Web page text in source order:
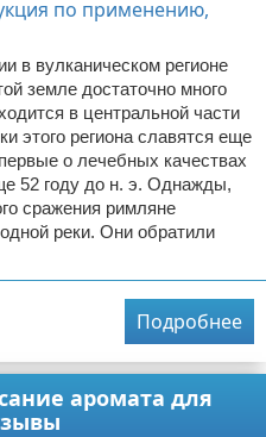
в вулканическом регионе
земле достаточно много
в центральной части
этого региона славятся еще
о лечебных качествах
52 году до н. э. Однажды,
сражения римляне
реки. Они обратили
Подробнее
аромата для